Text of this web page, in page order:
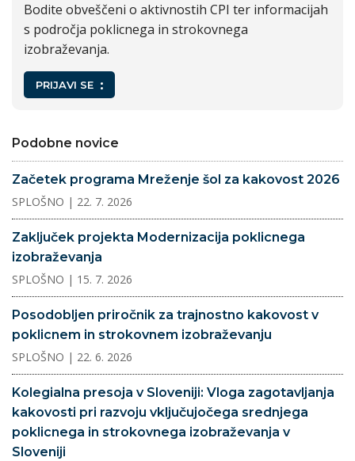
Bodite obveščeni o aktivnostih CPI ter informacijah
s področja poklicnega in strokovnega
izobraževanja.
PRIJAVI SE
Podobne novice
Začetek programa Mreženje šol za kakovost 2026
SPLOŠNO | 22. 7. 2026
Zaključek projekta Modernizacija poklicnega
izobraževanja
SPLOŠNO | 15. 7. 2026
Posodobljen priročnik za trajnostno kakovost v
poklicnem in strokovnem izobraževanju
SPLOŠNO | 22. 6. 2026
Kolegialna presoja v Sloveniji: Vloga zagotavljanja
kakovosti pri razvoju vključujočega srednjega
poklicnega in strokovnega izobraževanja v
Sloveniji